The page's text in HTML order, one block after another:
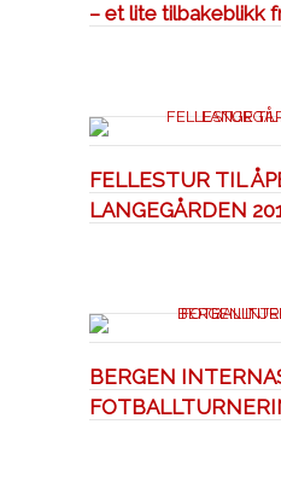
– et lite tilbakeblikk
FELLESTUR TIL
LANGEGÅRDEN
BERGEN